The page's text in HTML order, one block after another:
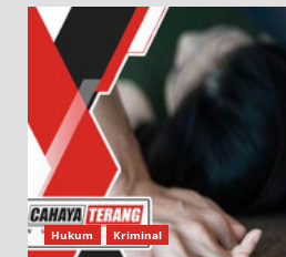
Hukum Kriminal